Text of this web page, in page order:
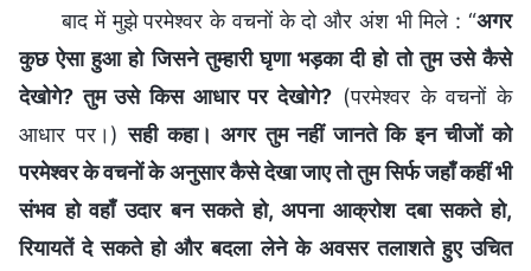
बाद में मुझे परमेश्वर के वचनों के दो और अंश भी मिले : “अगर
कुछ ऐसा हुआ हो जिसने तुम्हारी घृणा भड़का दी हो तो तुम उसे कैसे
देखोगे? तुम उसे किस आधार पर देखोगे? (परमेश्वर के वचनों के
आधार पर।)सही कहा। अगर तुम नहीं जानते कि इन चीजों को
परमेश्वर के वचनों के अनुसार कैसे देखा जाए तो तुम सिर्फ जहाँ कहीं भी
संभव हो वहाँ उदार बन सकते हो, अपना आक्रोश दबा सकते हो,
रियायतें दे सकते हो और बदला लेने के अवसर तलाशते हुए उचित